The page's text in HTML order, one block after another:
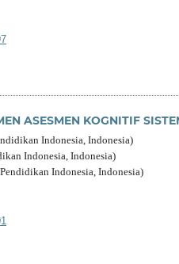
ASESMEN KOGNITIF
Indonesia, Indonesia)
Indonesia, Indonesia)
Indonesia, Indonesia)